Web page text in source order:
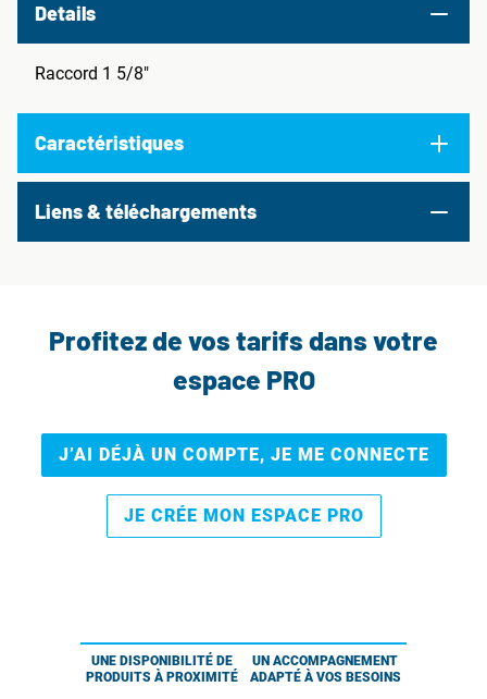
Details
Raccord 1 5/8"
Caractéristiques
Liens & téléchargements
Profitez de vos tarifs dans votre
espace PRO
J’AI DÉJÀ UN COMPTE, JE ME CONNECTE
JE CRÉE MON ESPACE PRO
UNE DISPONIBILITÉ DE
PRODUITS À PROXIMITÉ
UN ACCOMPAGNEMENT
ADAPTÉ À VOS BESOINS